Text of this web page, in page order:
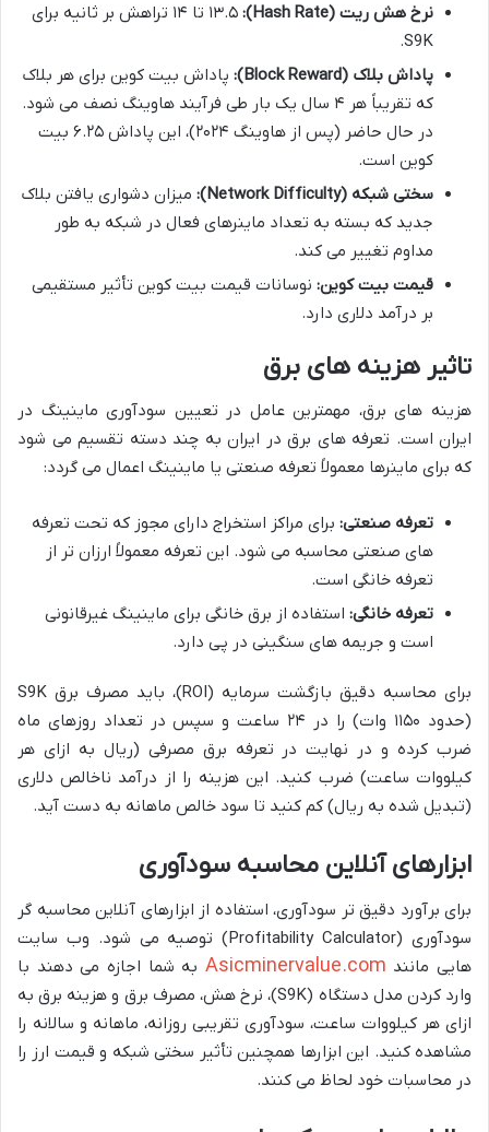
نرخ هش ریت (Hash Rate):
۱۳.۵ تا ۱۴ تراهش بر ثانیه برای
S9K.
پاداش بلاک (Block Reward):
پاداش بیت کوین برای هر بلاک
که تقریباً هر ۴ سال یک بار طی فرآیند هاوینگ نصف می شود.
در حال حاضر (پس از هاوینگ ۲۰۲۴)، این پاداش ۶.۲۵ بیت
کوین است.
سختی شبکه (Network Difficulty):
میزان دشواری یافتن بلاک
جدید که بسته به تعداد ماینرهای فعال در شبکه به طور
مداوم تغییر می کند.
قیمت بیت کوین: نوسانات قیمت بیت کوین تأثیر مستقیمی
بر درآمد دلاری دارد.
تاثیر هزینه های برق
هزینه های برق، مهمترین عامل در تعیین سودآوری ماینینگ در
ایران است. تعرفه های برق در ایران به چند دسته تقسیم می شود
که برای ماینرها معمولاً تعرفه صنعتی یا ماینینگ اعمال می گردد:
تعرفه صنعتی: برای مراکز استخراج دارای مجوز که تحت تعرفه
های صنعتی محاسبه می شود. این تعرفه معمولاً ارزان تر از
تعرفه خانگی است.
تعرفه خانگی: استفاده از برق خانگی برای ماینینگ غیرقانونی
است و جریمه های سنگینی در پی دارد.
برای محاسبه دقیق بازگشت سرمایه (ROI)، باید مصرف برق S9K
(حدود ۱۱۵۰ وات) را در ۲۴ ساعت و سپس در تعداد روزهای ماه
ضرب کرده و در نهایت در تعرفه برق مصرفی (ریال به ازای هر
کیلووات ساعت) ضرب کنید. این هزینه را از درآمد ناخالص دلاری
(تبدیل شده به ریال) کم کنید تا سود خالص ماهانه به دست آید.
ابزارهای آنلاین محاسبه سودآوری
برای برآورد دقیق تر سودآوری، استفاده از ابزارهای آنلاین محاسبه گر
سودآوری (Profitability Calculator) توصیه می شود. وب سایت
هایی مانند Asicminervalue.com به شما اجازه می دهند با
وارد کردن مدل دستگاه (S9K)، نرخ هش، مصرف برق و هزینه برق به
ازای هر کیلووات ساعت، سودآوری تقریبی روزانه، ماهانه و سالانه را
مشاهده کنید. این ابزارها همچنین تأثیر سختی شبکه و قیمت ارز را
در محاسبات خود لحاظ می کنند.